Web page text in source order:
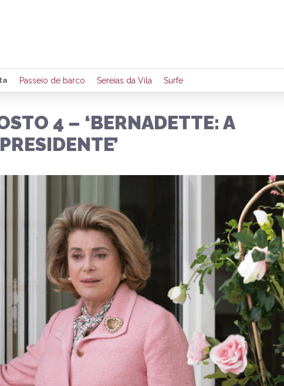
Preencha seus dados para receber toda sexta-
de eventos e notícias da região.
Passeio de barco Sereias da Vila Surfe
4 – ‘BERNADETTE: A